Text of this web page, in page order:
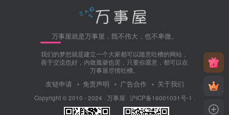
万事屋就是万事屋，既不伟大，也不卑微。
我们的梦想就是建立一个大家都可以随意吐槽的网站，
善于交流也好，内敛孤僻也罢，只要你愿意，都可以在
万事屋尽情吐槽。
友链申请 免责声明 广告合作 关于我们
Copyright © 2010 - 2024 · 万事屋 · 沪ICP备16001031号-1 .